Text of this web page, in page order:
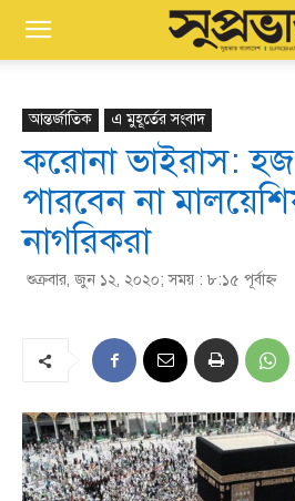
আন্তর্জাতিক এ মুহূর্তের সংবাদ
করোনা ভাইরাস:
পারবেন না
নাগরিকরা
শুক্রবার, জুন ১২, ২০২০; সময় : ৮:১৫ পূর্বাহ্ণ